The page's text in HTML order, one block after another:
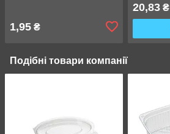
1,95 ₴
20,83₴
Подібні товари компанії